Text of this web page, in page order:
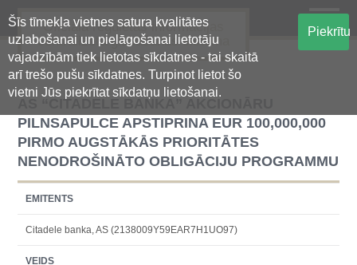
Šīs tīmekļa vietnes satura kvalitātes
uzlabošanai un pielāgošanai lietotāju
vajadzībām tiek lietotas sīkdatnes - tai skaitā
arī trešo pušu sīkdatnes. Turpinot lietot šo
vietni Jūs piekrītat sīkdatņu lietošanai.
Piekrītu
Oficiālā regulētās informācijas
centralizētā glabāšanas sistēma
AS “CITADELE BANKA” AKCIONĀRU
PILNSAPULCE APSTIPRINA EUR 100,000,000
PIRMO AUGSTĀKĀS PRIORITĀTES
NENODROŠINĀTO OBLIGĀCIJU PROGRAMMU
EMITENTS
Citadele banka, AS (2138009Y59EAR7H1UO97)
VEIDS